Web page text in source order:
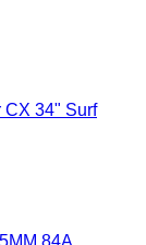
CX 34" Surf